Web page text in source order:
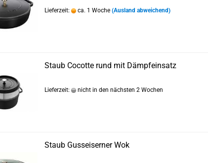
Lieferzeit: ca. 1 Woche (Ausland abweichend)
Staub Cocotte rund mit Dämpfeinsatz
Lieferzeit: nicht in den nächsten 2 Wochen
Staub Gusseiserner Wok